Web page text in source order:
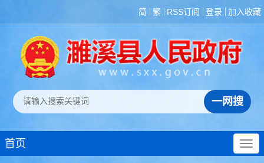
简 繁 RSS订阅 登录 加入收藏
首页